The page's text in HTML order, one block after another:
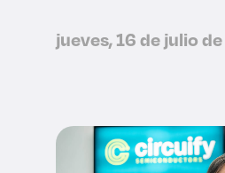
jueves, 16 de julio